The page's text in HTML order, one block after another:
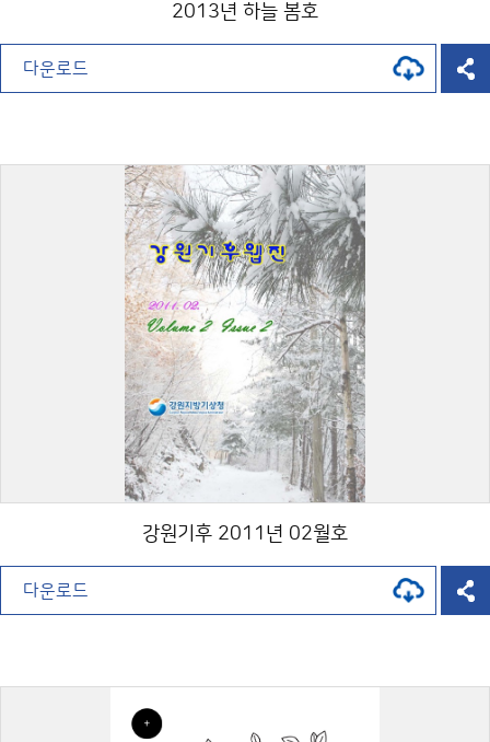
2013년 하늘 봄호
다운로드
강원기후 2011년 02월호
다운로드